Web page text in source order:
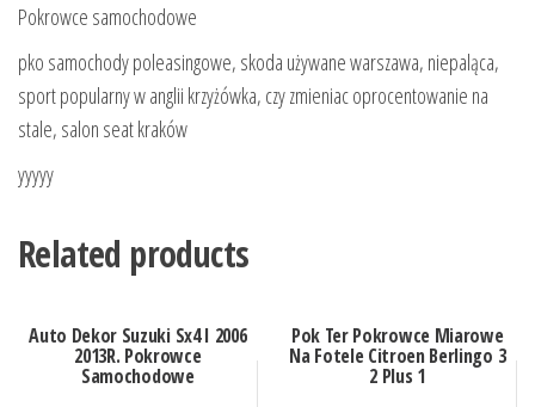
Pokrowce samochodowe
pko samochody poleasingowe, skoda używane warszawa, niepaląca,
sport popularny w anglii krzyżówka, czy zmieniac oprocentowanie na
stale, salon seat kraków
yyyyy
Related products
Auto Dekor Suzuki Sx4 I 2006
2013R. Pokrowce
Samochodowe
Pok Ter Pokrowce Miarowe
Na Fotele Citroen Berlingo 3
2 Plus 1